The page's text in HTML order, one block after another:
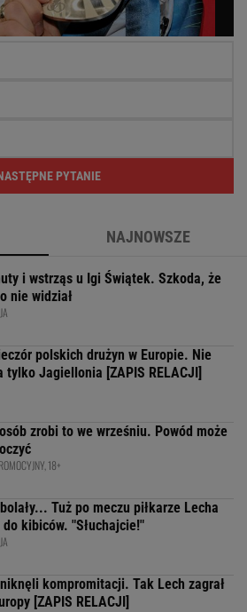
PYTANIE
NAJNOWSZE
i wstrząs u Igi Świątek. Szkoda, że
nie widział
polskich drużyn w Europie. Nie
tylko Jagiellonia [ZAPIS RELACJI]
zrobi to we wrześniu. Powód może
18+
Tuż po meczu piłkarze Lecha
kibiców. "Słuchajcie!"
kompromitacji. Tak Lech zagrał
[ZAPIS RELACJI]